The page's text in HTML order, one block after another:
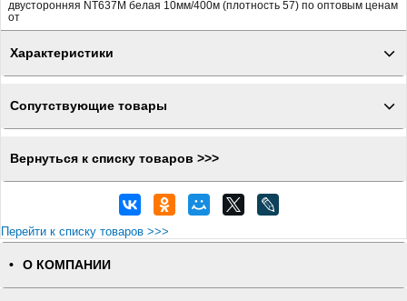
двусторонняя NT637M белая 10мм/400м (плотность 57) по оптовым ценам
от
Характеристики
Сопутствующие товары
Вернуться к списку товаров >>>
Перейти к списку товаров >>>
О КОМПАНИИ